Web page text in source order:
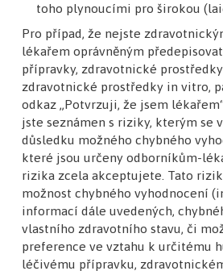
Závěrem lze říci, že mobilní
být užitečným
terapie AD, pomáhají
léčbu a poskytují cenné
onemocnění.
Celý článek je dostupný na:
https://
SDÍLET
toho plynoucími pro širokou
Pro případ, že nejste
lékařem oprávněným
přípravky, zdravotnické
zdravotnické prostředky in vitro,
odkaz „Potvrzuji, že jsem
jste seznámen s riziky, kterým se
důsledku možného chybného
které jsou určeny odborníkům-
rizika zcela akceptujete. Tato
možnost chybného vyhodnocení
informací dále uvedených,
vlastního zdravotního stavu, či
preference ve vztahu k určitému
léčivému přípravku,